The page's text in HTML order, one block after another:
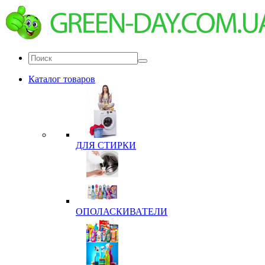
Каталог товаров
ДЛЯ СТИРКИ
ОПОЛАСКИВАТЕЛИ